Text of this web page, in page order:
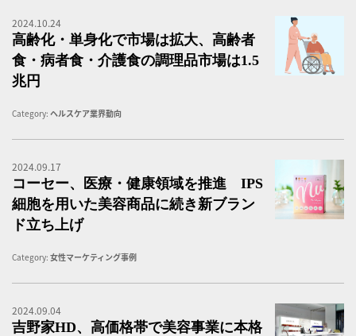
2024.10.24
高齢化・単身化で市場は拡大、高齢者
食・病者食・介護食の調理品市場は1.5
兆円
Category: ヘルスケア業界動向
2024.09.17
コーセー、医療・健康領域を推進 IPS
細胞を用いた美容商品に続き新ブラン
ド立ち上げ
Category: 女性マーケティング事例
2024.09.04
吉野家HD、高価格帯で美容事業に本格